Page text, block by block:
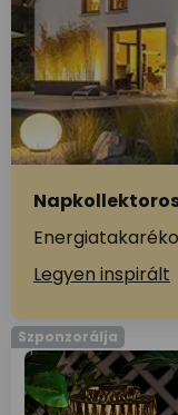
Legyen inspirált
Szponzorálja